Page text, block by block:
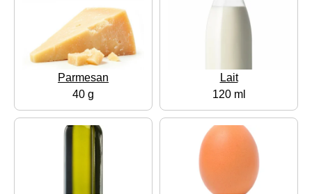
Parmesan
40 g
Lait
120 ml